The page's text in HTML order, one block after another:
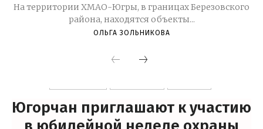
На территории ХМАО-Югры, в границах Березовского
района, находятся объекты...
ОЛЬГА ЗОЛЬНИКОВА